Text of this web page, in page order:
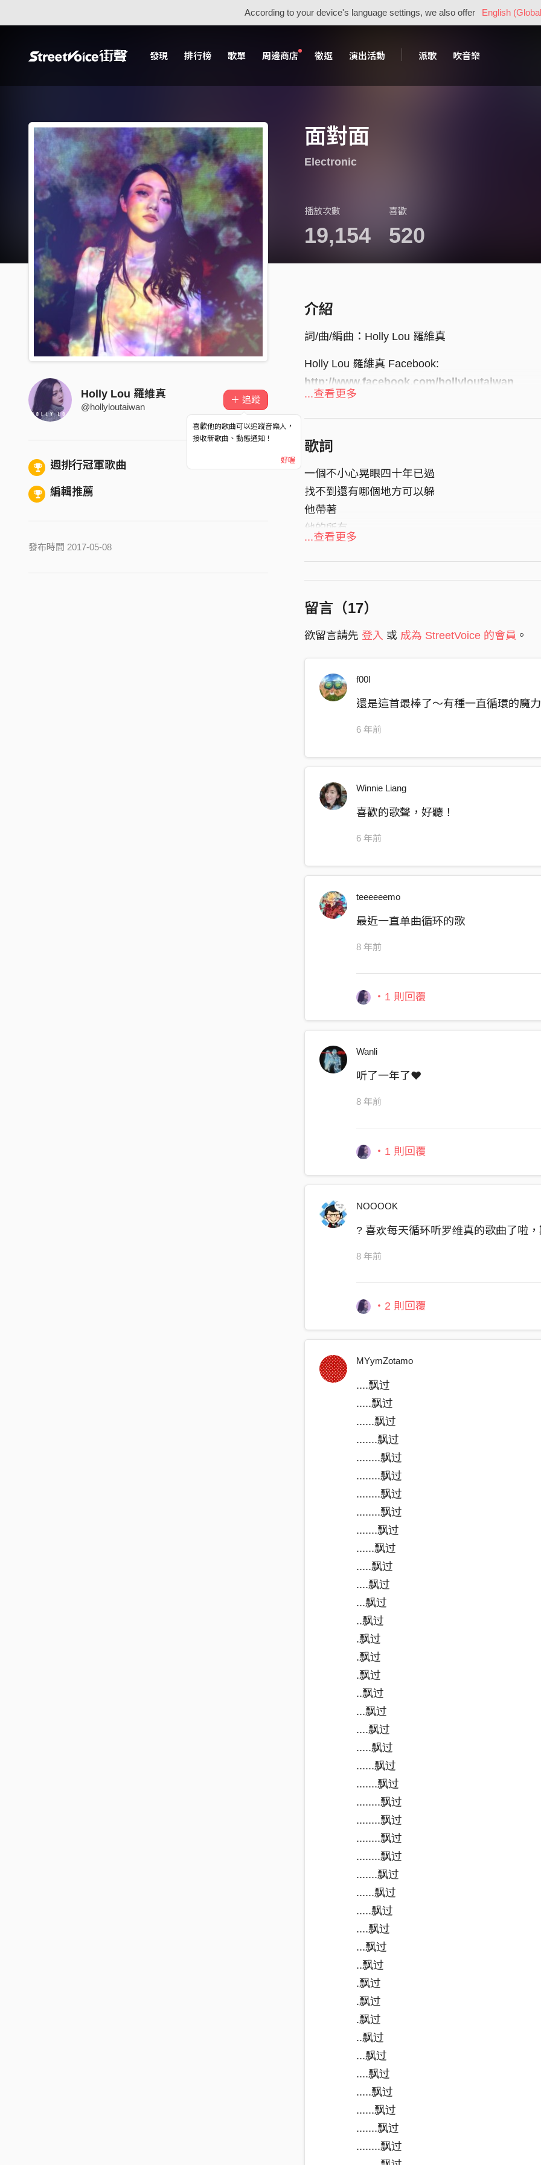
According to your device's language settings, we also offer English
發現 排行榜 歌單 周邊商店 徵選 演出活動 派歌 吹音樂
面對面
Electronic
播放次數
19,154
喜歡
520
Holly Lou 羅維真
@hollyloutaiwan
＋ 追蹤
喜歡他的歌曲可以追蹤音樂人，
接收新歌曲、動態通知！
好喔
週排行冠軍歌曲
編輯推薦
發布時間 2017-05-08
介紹
詞/曲/編曲：Holly Lou 羅維真
Holly Lou 羅維真 Facebook:
http://www.facebook.com/hollyloutaiwan
...查看更多
歌詞
一個不小心晃眼四十年已過
找不到還有哪個地方可以躲
他帶著
他的所有
與天使搏鬥
權啊 利啊 都扛不動啊
終究 只會 剩下赤裸
面對面
面對面
身在黑暗中是否聽見了真理
是否可以勇敢脫下憂愁外衣
所有悖逆
一無掛慮
終究 只會 剩下赤裸
面對面
Holly Lou 羅維真 Facebook:
...查看更多
留言（17）
欲留言請先 登入 或 成為 StreetVoice 的會員 。
f00l
還是這首最棒了～有種一直循環的魔力
6 年前
Winnie Liang
喜歡的歌聲，好聽！
6 年前
teeeeeemo
最近一直单曲循环的歌
8 年前
・1 則回覆
Wanli
听了一年了❤️
8 年前
・1 則回覆
NOOOOK
? 喜欢每天循环听罗维真的歌曲了啦
8 年前
・2 則回覆
MYymZotamo
....飘过
.....飘过
......飘过
.......飘过
........飘过
........飘过
........飘过
........飘过
.......飘过
......飘过
.....飘过
....飘过
...飘过
..飘过
.飘过
.飘过
.飘过
..飘过
...飘过
....飘过
.....飘过
......飘过
.......飘过
........飘过
........飘过
........飘过
........飘过
.......飘过
......飘过
.....飘过
....飘过
...飘过
..飘过
.飘过
.飘过
.飘过
..飘过
...飘过
....飘过
.....飘过
......飘过
.......飘过
........飘过